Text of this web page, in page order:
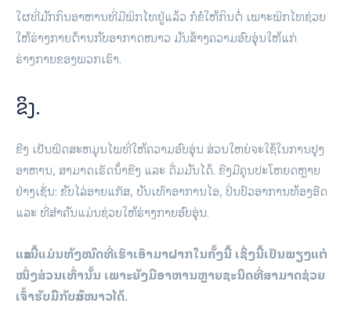
ໃຜທີ່ມັກກິນອາຫານທີ່ມີພິກໄທຢູ່ແລ້ວ ກໍຂໍໃຫ້ກິນຕໍ່ ເພາະພິກໄທຊ່ວຍ
ໃຫ້ຮ່າງກາຍຕ້ານກັບອາກາດໜາວ ມັນສ້າງຄວາມອົບອຸ່ນໃຫ້ແກ່
ຮ່າງກາຍຂອງພວກເຮົາ.
ຂິງ.
ຂີງ ເປັນພືດສະຫມຸນໄພທີ່ໃຫ້ຄວາມອົບອຸ່ນ ສ່ວນໃຫຍ່ຈະໃຊ້ໃນການປຸງ
ອາຫານ, ສາມາດເຮັດນ້ໍາຂີງ ແລະ ດື່ມມັນໄດ້. ຂີງມີຄຸນປະໂຫຍດຫຼາຍ
ຢ່າງເຊັ່ນ: ຂັບໄລ່ອາຍແກັສ, ບັນເທົາອາການໄອ, ປິ່ນປົວອາການທ້ອງອືດ
ແລະ ທີ່ສຳຄັນແມ່ນຊ່ວຍໃຫ້ຮ່າງກາຍອົບອຸ່ນ.
ແລະນີ້ແມ່ນທັງໝົດທີ່ເຮົາເອົາມາຝາກໃນຄັ້ງນີ້ ເຊິ່ງນີ້ເປັນພຽງແຕ່
ໜຶ່ງສ່ວນເທົ່ານັ້ນ ເພາະຍັງມີອາຫານຫຼາຍຊະນິດທີ່ສາມາດຊ່ວຍ
ເຈົ້າຮັບມືກັບລົມໜາວໄດ້.